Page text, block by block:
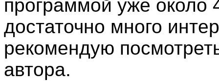
программой уже около
достаточно много
рекомендую
автора.